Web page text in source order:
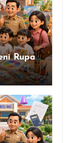
Rupa